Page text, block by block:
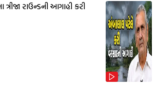
રાઉન્ડની આગાહી કરી